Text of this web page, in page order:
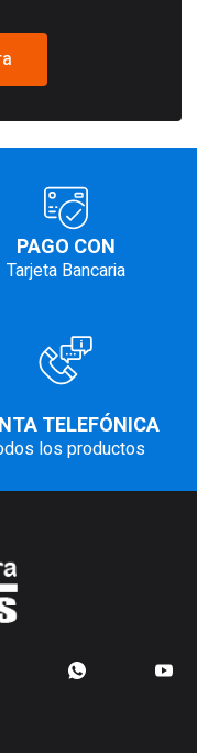
PAGO CON
Tarjeta Bancaria
TELEFÓNICA
los productos